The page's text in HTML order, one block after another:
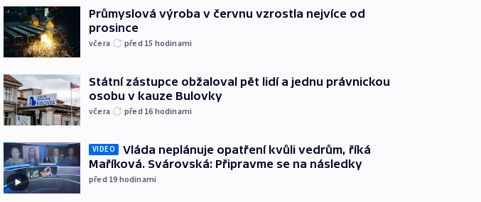
Průmyslová výroba v červnu vzrostla nejvíce od
prosince
včera před 15 hodinami
Státní zástupce obžaloval pět lidí a jednu právnickou
osobu v kauze Bulovky
včera před 16 hodinami
VIDEO
Vláda neplánuje opatření kvůli vedrům, říká
Maříková. Svárovská: Připravme se na následky
před 19 hodinami